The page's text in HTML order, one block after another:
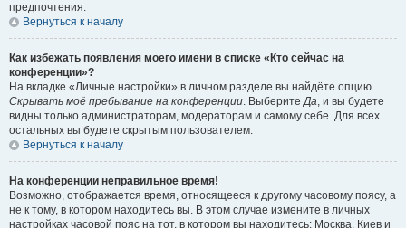
предпочтения.
Вернуться к началу
Как избежать появления моего имени в списке «Кто сейчас на
конференции»?
На вкладке «Личные настройки» в личном разделе вы найдёте опцию
Скрывать моё пребывание на конференции. ВыберитеДа, и вы будете
видны только администраторам, модераторам и самому себе. Для всех
остальных вы будете скрытым пользователем.
Вернуться к началу
На конференции неправильное время!
Возможно, отображается время, относящееся к другому часовому поясу, а
не к тому, в котором находитесь вы. В этом случае измените в личных
настройках часовой пояс на тот, в котором вы находитесь: Москва, Киев и